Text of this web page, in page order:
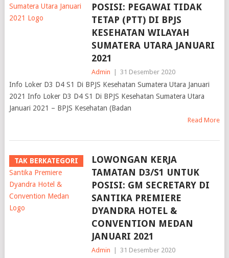
POSISI: PEGAWAI TIDAK
TETAP (PTT) DI BPJS
KESEHATAN WILAYAH
SUMATERA UTARA JANUARI
2021
Admin 31 Desember 2020
Info Loker D3 D4 S1 Di BPJS Kesehatan Sumatera Utara Januari
2021 Info Loker D3 D4 S1 Di BPJS Kesehatan Sumatera Utara
Januari 2021 – BPJS Kesehatan (Badan
Read More
TAK BERKATEGORI
LOWONGAN KERJA
TAMATAN D3/S1 UNTUK
POSISI: GM SECRETARY DI
SANTIKA PREMIERE
DYANDRA HOTEL &
CONVENTION MEDAN
JANUARI 2021
Admin 31 Desember 2020